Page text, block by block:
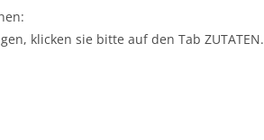
klicken sie bitte auf den Tab ZUTATEN.